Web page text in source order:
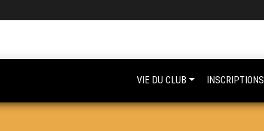
VIE DU CLUB INSCRIPTIONS